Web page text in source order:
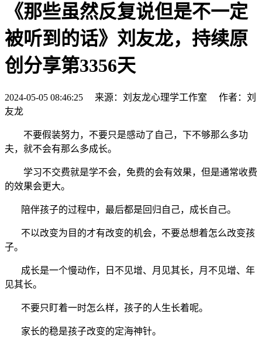
《那些虽然反复说但是不一定
被听到的话》刘友龙，持续原
创分享第3356天
2024-05-05 08:46:25 来源：刘友龙心理学工作室 作者：刘
友龙
不要假装努力，不要只是感动了自己，下不够那么多功
夫，就不会有那么多成长。
学习不交费就是学不会，免费的会有效果，但是通常收费
的效果会更大。
陪伴孩子的过程中，最后都是回归自己，成长自己。
不以改变为目的才有改变的机会，不要总想着怎么改变孩
子。
成长是一个慢动作，日不见增、月见其长，月不见增、年
见其长。
不要只盯着一时怎么样，孩子的人生长着呢。
家长的稳是孩子改变的定海神针。